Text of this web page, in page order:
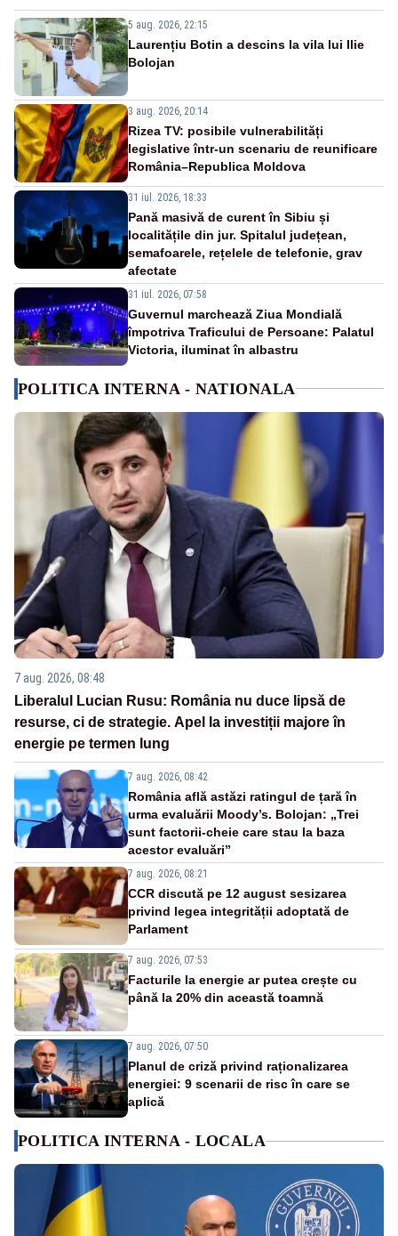
5 aug. 2026, 22:15
Laurențiu Botin a descins la vila lui Ilie
Bolojan
3 aug. 2026, 20:14
Rizea TV: posibile vulnerabilități
legislative într-un scenariu de reunificare
România–Republica Moldova
31 iul. 2026, 18:33
Pană masivă de curent în Sibiu și
localitățile din jur. Spitalul județean,
semafoarele, rețelele de telefonie, grav
afectate
31 iul. 2026, 07:58
Guvernul marchează Ziua Mondială
împotriva Traficului de Persoane: Palatul
Victoria, iluminat în albastru
POLITICA INTERNA - NATIONALA
7 aug. 2026, 08:48
Liberalul Lucian Rusu: România nu duce lipsă de
resurse, ci de strategie. Apel la investiții majore în
energie pe termen lung
7 aug. 2026, 08:42
România află astăzi ratingul de țară în
urma evaluării Moody’s. Bolojan: „Trei
sunt factorii-cheie care stau la baza
acestor evaluări”
7 aug. 2026, 08:21
CCR discută pe 12 august sesizarea
privind legea integrității adoptată de
Parlament
7 aug. 2026, 07:53
Facturile la energie ar putea crește cu
până la 20% din această toamnă
7 aug. 2026, 07:50
Planul de criză privind raționalizarea
energiei: 9 scenarii de risc în care se
aplică
POLITICA INTERNA - LOCALA